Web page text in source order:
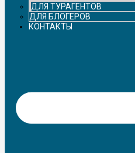
ДЛЯ ТУРАГЕНТОВ
ДЛЯ БЛОГЕРОВ
КОНТАКТЫ